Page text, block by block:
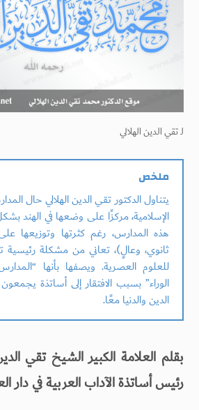
لـتقي الدين الهلالي
ملخص
يتناول الدكتور تقي الدين الهلالي حال
الإسلامية، مركزًا على وضعها في الهند
هذه المدارس، رغم كثرتها وتوزيعها
ثانوي، وعالٍ)، تعاني من مشكلة
للعلوم العصرية. ويصفها بأنها
الوراء” بسبب الافتقار إلى أساتذة
الدين والدنيا معًا.
بقلم العلامة الكبير الشيخ تقي
رئيس أساتذة الآداب العربية في دار